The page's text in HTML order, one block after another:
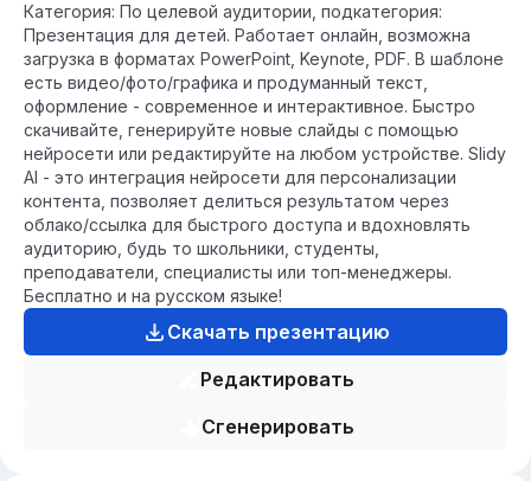
Категория: По целевой аудитории, подкатегория:
Презентация для детей. Работает онлайн, возможна
загрузка в форматах PowerPoint, Keynote, PDF. В шаблоне
есть видео/фото/графика и продуманный текст,
оформление - современное и интерактивное. Быстро
скачивайте, генерируйте новые слайды с помощью
нейросети или редактируйте на любом устройстве. Slidy
AI - это интеграция нейросети для персонализации
контента, позволяет делиться результатом через
облако/ссылка для быстрого доступа и вдохновлять
аудиторию, будь то школьники, студенты,
преподаватели, специалисты или топ-менеджеры.
Бесплатно и на русском языке!
Скачать презентацию
Редактировать
Сгенерировать